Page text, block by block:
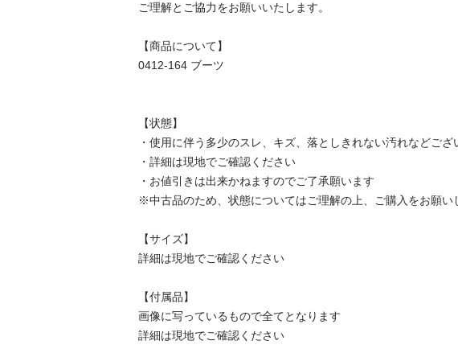
ご理解とご協力をお願いいたします。
【商品について】
0412-164 ブーツ
【状態】
・使用に伴う多少のスレ、キズ、落としきれない汚れなどござ
・詳細は現地でご確認ください
・お値引きは出来かねますのでご了承願います
※中古品のため、状態についてはご理解の上、ご購入をお願い
【サイズ】
詳細は現地でご確認ください
【付属品】
画像に写っているもので全てとなります
詳細は現地でご確認ください